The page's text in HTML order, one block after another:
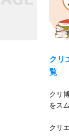
クリ
覧
クリ
をス
クリ